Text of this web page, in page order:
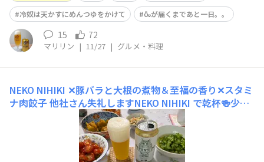
冷奴は天かすにめんつゆをかけて
🍶が届くまであと一日。。
15 72
マリリン | 11/27 | グルメ・料理
NEKO NIHIKI ✕豚バラと大根の煮物＆至福の香り✕スタミ
ナ肉餃子他社さん失礼しますNEKO NIHIKI で乾杯🍻少し
寒くなってきたこの季節。お鍋もいいけど煮物もいいよ
ね、と言うことで、豚バラと大根の煮物を餃子を焼いてい
る間にNEKO NIHIKI をプシュ🍺美味しい~ (^･^)豚バラと
大根の煮物ともよく合いました そして餃子が焼き上がり2